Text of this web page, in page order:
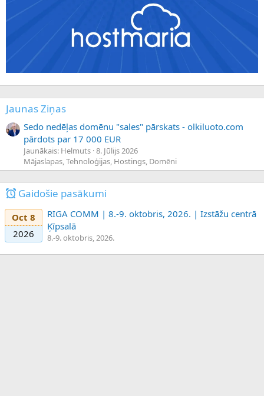
Jaunas Ziņas
Sedo nedēļas domēnu "sales" pārskats - olkiluoto.com
pārdots par 17 000 EUR
Jaunākais: Helmuts 8. Jūlijs 2026
Mājaslapas, Tehnoloģijas, Hostings, Domēni
Gaidošie pasākumi
Oct 8
2026
RIGA COMM | 8.-9. oktobris, 2026. | Izstāžu centrā
Ķīpsalā
8.-9. oktobris, 2026.